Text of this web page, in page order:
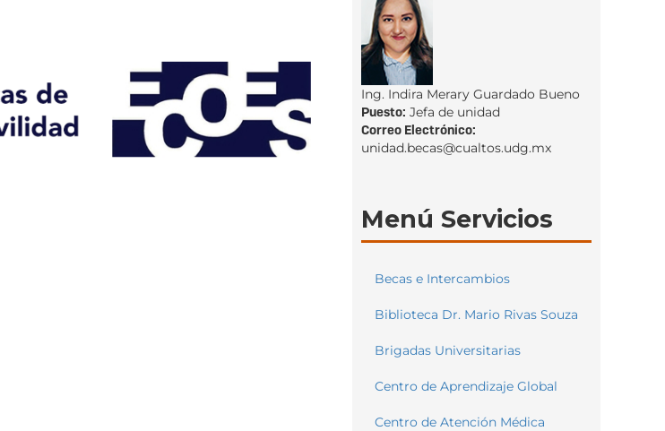
Ing. Indira Merary Guardado Bueno
Puesto: Jefa de unidad
Correo Electrónico:
unidad.becas@cualtos.udg.mx
Menú Servicios
Becas e Intercambios
Biblioteca Dr. Mario Rivas Souza
Brigadas Universitarias
Centro de Aprendizaje Global
Centro de Atención Médica